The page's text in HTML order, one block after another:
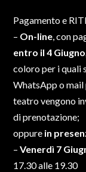
​Pagamento e
– On-line, con
entro il 4
coloro per i quali
WhatsApp o mail
teatro vengono
di prenotazione;
oppure in
–Venerdì 7
17.30 alle 19.30